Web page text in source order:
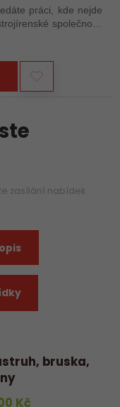
práci, kde nejde
zasílání nabídek
bruska,
Kč